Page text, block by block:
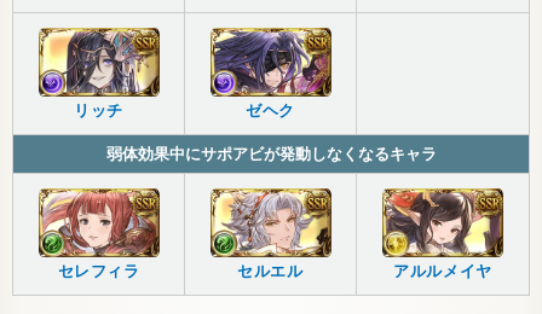
リッチ ゼヘク
弱体効果中にサポアビが発動しなくなるキャラ
セレフィラ セルエル アルルメイヤ